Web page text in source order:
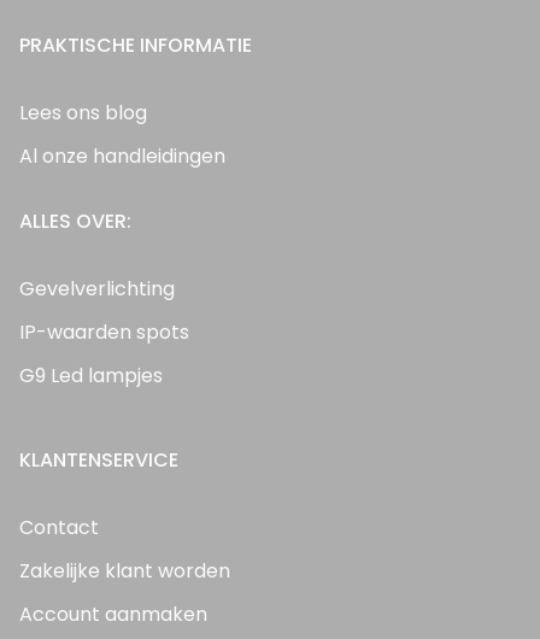
PRAKTISCHE INFORMATIE
Lees ons blog
Al onze handleidingen
ALLES OVER:
Gevelverlichting
IP-waarden spots
G9 Led lampjes
KLANTENSERVICE
Contact
Zakelijke klant worden
Account aanmaken